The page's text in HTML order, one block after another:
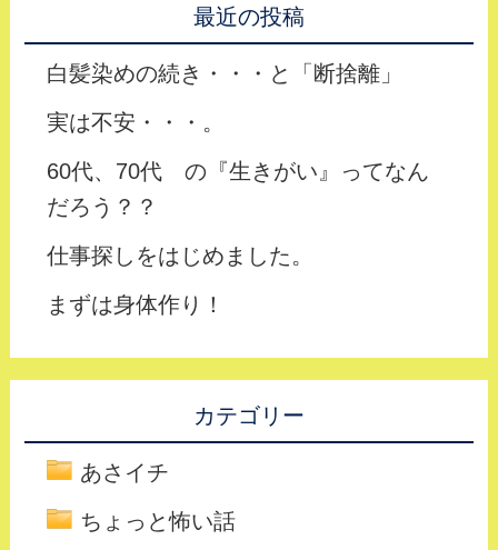
最近の投稿
白髪染めの続き・・・と「断捨離」
実は不安・・・。
60代、70代 の『生きがい』ってなん
だろう？？
仕事探しをはじめました。
まずは身体作り！
カテゴリー
あさイチ
ちょっと怖い話